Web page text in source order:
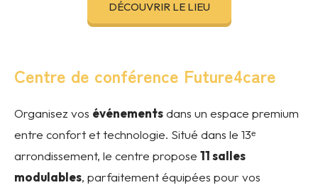
DÉCOUVRIR LE LIEU
Centre de conférence Future4care
Organisez vos événementsdans un espace premium
entre confort et technologie. Situé dans le 13ᵉ
arrondissement, le centre propose 11 salles
modulables, parfaitement équipées pour vos